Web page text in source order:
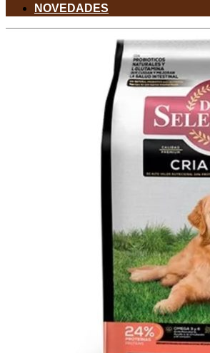
NOVEDADES